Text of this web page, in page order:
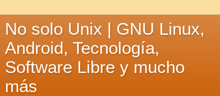
No solo Unix | GNU Linux,
Android, Tecnología,
Software Libre y mucho
más